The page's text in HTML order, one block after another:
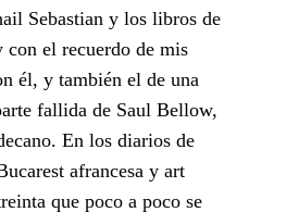
Sebastian y los libros de
con el recuerdo de mis
él, y también el de una
fallida de Saul Bellow,
En los diarios de
afrancesa y art
que poco a poco se